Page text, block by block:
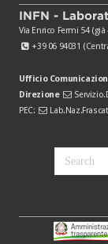
INFN -
Via Enrico Fermi 54
+39 06 94031
Ufficio
Direzione
PEC: